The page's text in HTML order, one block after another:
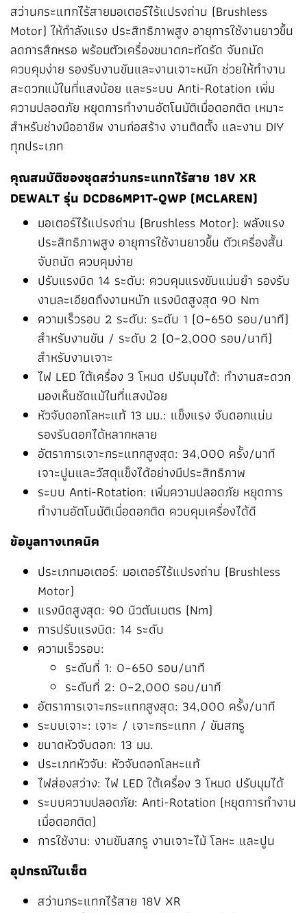
สว่านกระแทกไร้สายมอเตอร์ไร้แปรงถ่าน (Brushless
Motor) ให้กำลังแรง ประสิทธิภาพสูง อายุการใช้งานยาวขึ้น
ลดการสึกหรอ พร้อมตัวเครื่องขนาดกะทัดรัด จับถนัด
ควบคุมง่าย รองรับงานขันและงานเจาะหนัก ช่วยให้ทำงาน
สะดวกแม้ในที่แสงน้อย และระบบ Anti-Rotation เพิ่ม
ความปลอดภัย หยุดการทำงานอัตโนมัติเมื่อดอกติด เหมาะ
สำหรับช่างมืออาชีพ งานก่อสร้าง งานติดตั้ง และงาน DIY
ทุกประเภท
คุณสมบัติของชุดสว่านกระแทกไร้สาย 18V XR
DEWALT รุ่น DCD86MP1T-QWP (MCLAREN)
มอเตอร์ไร้แปรงถ่าน (Brushless Motor): พลังแรง
ประสิทธิภาพสูง อายุการใช้งานยาวขึ้น ตัวเครื่องสั้น
จับถนัด ควบคุมง่าย
ปรับแรงบิด 14 ระดับ: ควบคุมแรงขันแม่นยำ รองรับ
งานละเอียดถึงงานหนัก แรงบิดสูงสุด 90 Nm
ความเร็วรอบ 2 ระดับ: ระดับ 1 (0–650 รอบ/นาที)
สำหรับงานขัน / ระดับ 2 (0–2,000 รอบ/นาที)
สำหรับงานเจาะ
ไฟ LED ใต้เครื่อง 3 โหมด ปรับมุมได้: ทำงานสะดวก
มองเห็นชัดแม้ในที่แสงน้อย
หัวจับดอกโลหะแท้ 13 มม.: แข็งแรง จับดอกแน่น
รองรับดอกได้หลากหลาย
อัตราการเจาะกระแทกสูงสุด: 34,000 ครั้ง/นาที
เจาะปูนและวัสดุแข็งได้อย่างมีประสิทธิภาพ
ระบบ Anti-Rotation: เพิ่มความปลอดภัย หยุดการ
ทำงานอัตโนมัติเมื่อดอกติด ควบคุมเครื่องได้ดี
ข้อมูลทางเทคนิค
ประเภทมอเตอร์: มอเตอร์ไร้แปรงถ่าน (Brushless
Motor)
แรงบิดสูงสุด: 90 นิวตันเมตร (Nm)
การปรับแรงบิด: 14 ระดับ
ความเร็วรอบ:
ระดับที่ 1: 0–650 รอบ/นาที
ระดับที่ 2: 0–2,000 รอบ/นาที
อัตราการเจาะกระแทกสูงสุด: 34,000 ครั้ง/นาที
ระบบเจาะ: เจาะ / เจาะกระแทก / ขันสกรู
ขนาดหัวจับดอก: 13 มม.
ประเภทหัวจับ: หัวจับดอกโลหะแท้
ไฟส่องสว่าง: ไฟ LED ใต้เครื่อง 3 โหมด ปรับมุมได้
ระบบความปลอดภัย: Anti-Rotation (หยุดการทำงาน
เมื่อดอกติด)
การใช้งาน: งานขันสกรู งานเจาะไม้ โลหะ และปูน
อุปกรณ์ในเซ็ต
สว่านกระแทกไร้สาย 18V XR